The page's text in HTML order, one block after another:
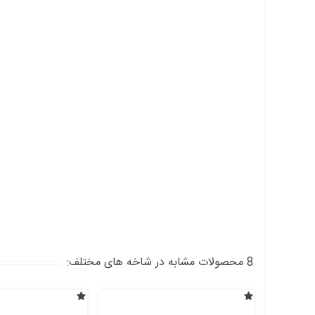
8 محصولات مشابه در شاخه های مختلف: